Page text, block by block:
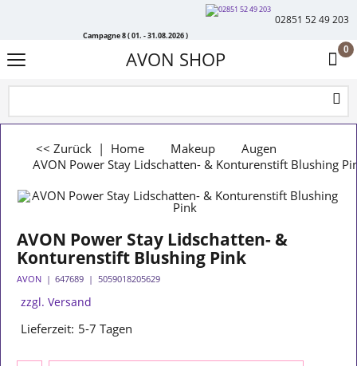
Campagne 8 ( 01. - 31.08.2026 )
02851 52 49 203
AVON SHOP 0
<< Zurück | Home Makeup
Augen
AVON Power Stay Lidschatten- & Konturenstift Blushing
AVON Power Stay Lidschatten- &
Konturenstift Blushing Pink
AVON 647689 5059018205629
zzgl. Versand
Lieferzeit: 5-7 Tagen